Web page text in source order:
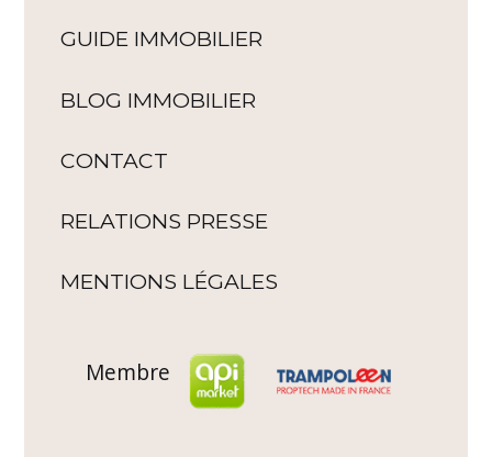
GUIDE IMMOBILIER
BLOG IMMOBILIER
CONTACT
RELATIONS PRESSE
MENTIONS LÉGALES
Membre